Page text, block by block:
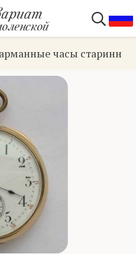
часы старинные